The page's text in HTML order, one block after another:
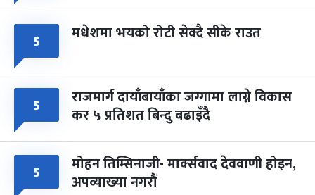
५ मधेशमा भयको रोटी सेक्दै सीके राउत
५ राजमार्ग दायाँबायाँका जग्गामा लाग्ने विकास
कर ५ प्रतिशत बिन्दु बढाइँदै
५ मोहन तिम्सिनाजी- मार्क्सवाद देववाणी होइन,
अपव्याख्या नगरौं